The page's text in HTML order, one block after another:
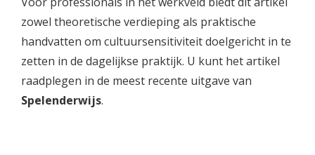
zowel theoretische verdieping als praktische
handvatten om cultuursensitiviteit doelgericht in te
zetten in de dagelijkse praktijk. U kunt het artikel
raadplegen in de meest recente uitgave van
Spelenderwijs.